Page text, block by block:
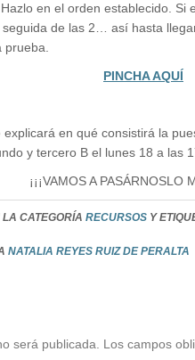
en el orden establecido.
de las 2… así hasta
PINCHA AQUÍ
en qué consistirá la
y tercero B el lunes 18 a las
¡¡¡VAMOS A PASÁRNOSLO
CATEGORÍA RECURSOS Y
NATALIA REYES RUIZ DE PERALTA
será publicada. Los campos